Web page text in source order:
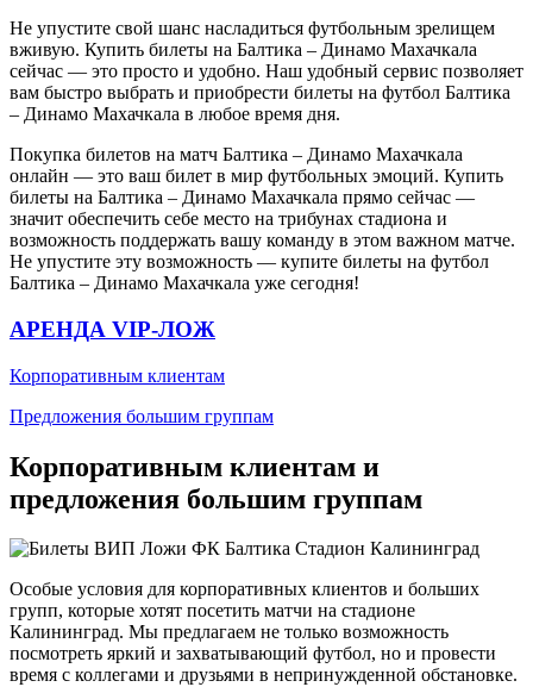
Не упустите свой шанс насладиться футбольным зрелищем
вживую. Купить билеты на Балтика – Динамо Махачкала
сейчас — это просто и удобно. Наш удобный сервис позволяет
вам быстро выбрать и приобрести билеты на футбол Балтика
– Динамо Махачкала в любое время дня.
Покупка билетов на матч Балтика – Динамо Махачкала
онлайн — это ваш билет в мир футбольных эмоций. Купить
билеты на Балтика – Динамо Махачкала прямо сейчас —
значит обеспечить себе место на трибунах стадиона и
возможность поддержать вашу команду в этом важном матче.
Не упустите эту возможность — купите билеты на футбол
Балтика – Динамо Махачкала уже сегодня!
АРЕНДА VIP-ЛОЖ
Корпоративным клиентам
Предложения большим группам
Корпоративным клиентам и
предложения большим группам
Особые условия для корпоративных клиентов и больших
групп, которые хотят посетить матчи на стадионе
Калининград. Мы предлагаем не только возможность
посмотреть яркий и захватывающий футбол, но и провести
время с коллегами и друзьями в непринужденной обстановке.